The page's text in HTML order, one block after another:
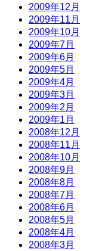
2009年12月
2009年11月
2009年10月
2009年7月
2009年6月
2009年5月
2009年4月
2009年3月
2009年2月
2009年1月
2008年12月
2008年11月
2008年10月
2008年9月
2008年8月
2008年7月
2008年6月
2008年5月
2008年4月
2008年3月